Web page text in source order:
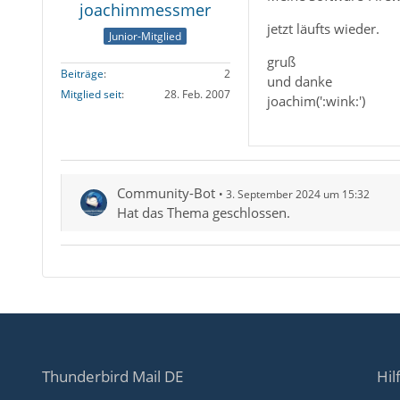
joachimmessmer
Junior-Mitglied
Beiträge
2
Mitglied seit
28. Feb. 2007
jetzt läufts wieder.
gruß
und danke
joachim(':wink:')
Community-Bot 3. September 2024 um 15:32
Hat das Thema geschlossen.
Thunderbird Mail DE